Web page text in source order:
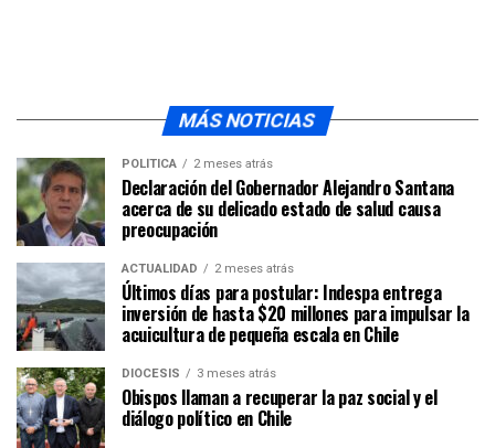
MÁS NOTICIAS
POLÍTICA 2 meses atrás
Declaración del Gobernador Alejandro Santana
acerca de su delicado estado de salud causa
preocupación
ACTUALIDAD 2 meses atrás
Últimos días para postular: Indespa entrega
inversión de hasta $20 millones para impulsar la
acuicultura de pequeña escala en Chile
DIÓCESIS 3 meses atrás
Obispos llaman a recuperar la paz social y el
diálogo político en Chile